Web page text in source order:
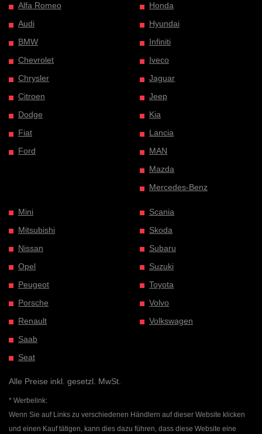
Alfa Romeo
Audi
BMW
Chevrolet
Chrysler
Citroen
Dodge
Fiat
Ford
Honda
Hyundai
Infiniti
Iveco
Jaguar
Jeep
Kia
Lancia
MAN
Mazda
Mercedes-Benz
Mini
Mitsubishi
Nissan
Opel
Peugeot
Porsche
Renault
Saab
Seat
Scania
Skoda
Subaru
Suzuki
Toyota
Volvo
Volkswagen
Alle Preise inkl. gesetzl. MwSt.
* Werbelink:
Wenn Sie auf Links zu verschiedenen Händlern auf dieser Website klicken
und einen Kauf tätigen, kann dies dazu führen, dass diese Website eine